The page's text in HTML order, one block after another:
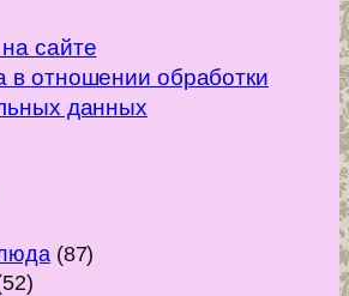
сайте
в отношении обработки
данных
(87)